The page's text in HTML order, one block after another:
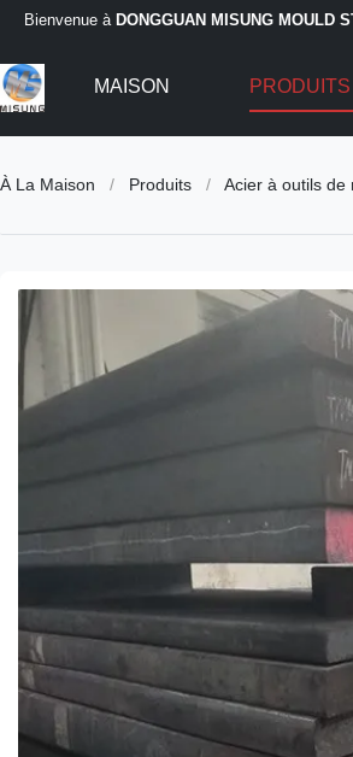
Bienvenue à DONGGUAN MISUNG MOULD
MAISON PRODUITS
À La Maison / Produits / Acier à outils de